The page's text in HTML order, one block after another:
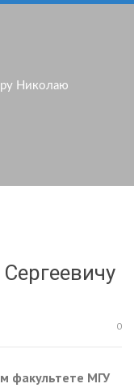
Николаю
0
факультете МГУ